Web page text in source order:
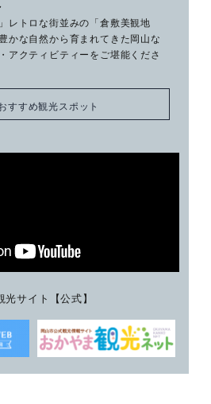
レトロな街並みの「倉敷美観地
かな自然から育まれてきた岡山な
アクティビティーをご堪能くださ
すすめ観光スポット
光サイト【公式】